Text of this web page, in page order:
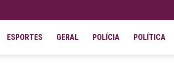
ESPORTES GERAL POLÍCIA POLÍTICA